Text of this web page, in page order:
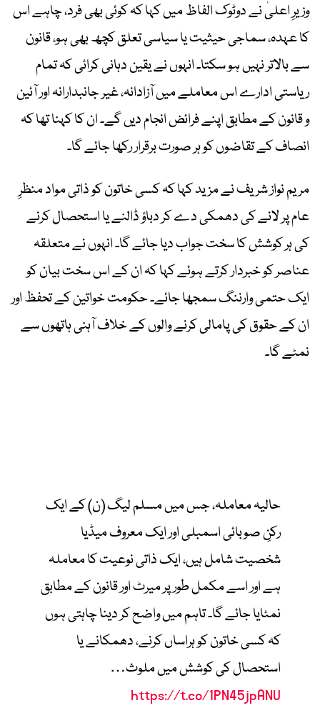
وزیرِ اعلیٰ نے دوٹوک الفاظ میں کہا کہ کوئی بھی فرد، چاہے اس
کا عہدہ، سماجی حیثیت یا سیاسی تعلق کچھ بھی ہو، قانون
سے بالاتر نہیں ہو سکتا۔ انہوں نے یقین دہانی کرائی کہ تمام
ریاستی ادارے اس معاملے میں آزادانہ، غیر جانبدارانہ اور آئین
و قانون کے مطابق اپنے فرائض انجام دیں گے۔ ان کا کہنا تھا کہ
انصاف کے تقاضوں کو ہر صورت برقرار رکھا جائے گا۔
مریم نواز شریف نے مزید کہا کہ کسی خاتون کو ذاتی مواد منظرِ
عام پر لانے کی دھمکی دے کر دباؤ ڈالنے یا استحصال کرنے
کی ہر کوشش کا سخت جواب دیا جائے گا۔ انہوں نے متعلقہ
عناصر کو خبردار کرتے ہوئے کہا کہ ان کے اس سخت بیان کو
ایک حتمی وارننگ سمجھا جائے۔ حکومت خواتین کے تحفظ اور
ان کے حقوق کی پامالی کرنے والوں کے خلاف آہنی ہاتھوں سے
نمٹے گا۔
حالیہ معاملہ، جس میں مسلم لیگ (ن) کے ایک
رکنِ صوبائی اسمبلی اور ایک معروف میڈیا
شخصیت شامل ہیں، ایک ذاتی نوعیت کا معاملہ
ہے اور اسے مکمل طور پر میرٹ اور قانون کے مطابق
نمٹایا جائے گا۔ تاہم میں واضح کر دینا چاہتی ہوں
کہ کسی خاتون کو ہراساں کرنے، دھمکانے یا
استحصال کی کوشش میں ملوث…
https://t.co/1PN45jpANU